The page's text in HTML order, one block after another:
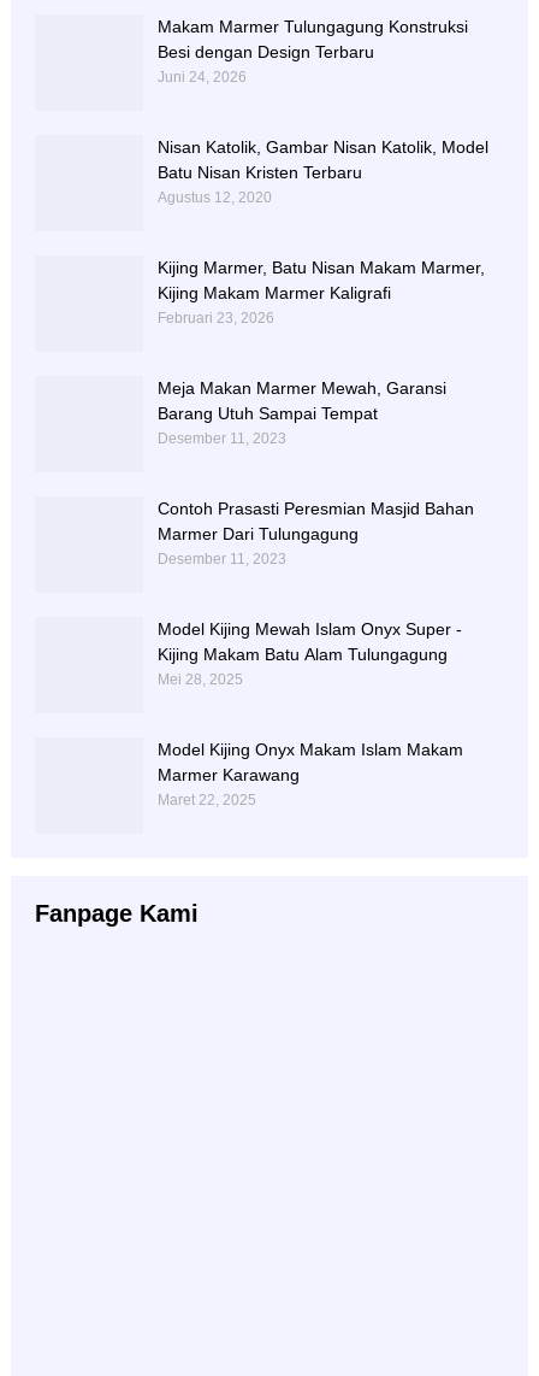
Makam Marmer Tulungagung Konstruksi
Besi dengan Design Terbaru
Juni 24, 2026
Nisan Katolik, Gambar Nisan Katolik, Model
Batu Nisan Kristen Terbaru
Agustus 12, 2020
Kijing Marmer, Batu Nisan Makam Marmer,
Kijing Makam Marmer Kaligrafi
Februari 23, 2026
Meja Makan Marmer Mewah, Garansi
Barang Utuh Sampai Tempat
Desember 11, 2023
Contoh Prasasti Peresmian Masjid Bahan
Marmer Dari Tulungagung
Desember 11, 2023
Model Kijing Mewah Islam Onyx Super -
Kijing Makam Batu Alam Tulungagung
Mei 28, 2025
Model Kijing Onyx Makam Islam Makam
Marmer Karawang
Maret 22, 2025
Fanpage Kami